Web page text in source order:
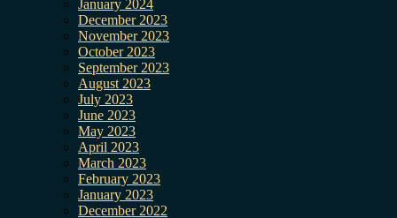
January 2024
December 2023
November 2023
October 2023
September 2023
August 2023
July 2023
June 2023
May 2023
April 2023
March 2023
February 2023
January 2023
December 2022